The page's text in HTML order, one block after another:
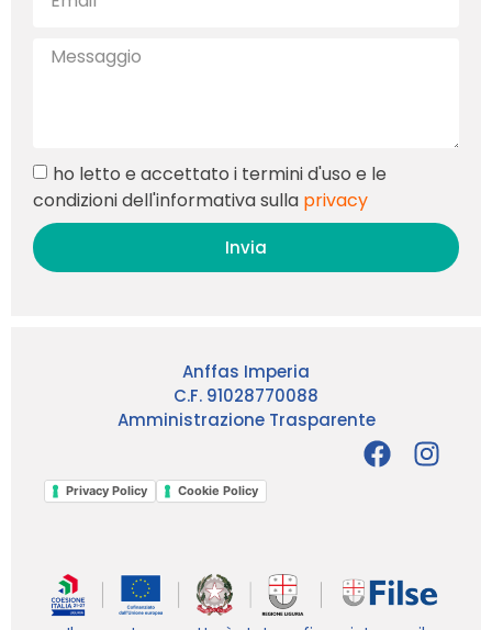
ho letto e accettato i termini d'uso e le
condizioni dell'informativa sulla privacy
Invia
Anffas Imperia
C.F. 91028770088
Amministrazione Trasparente
Privacy Policy Cookie Policy